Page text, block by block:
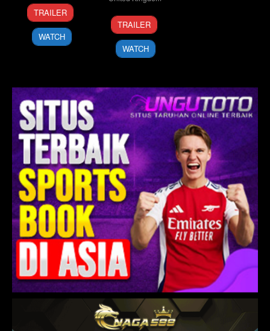
21
Mar
2026
Redoan
Rony
TRAILER
WATCH
25
Sep
2010
Takashi
Miike
TRAILER
WATCH